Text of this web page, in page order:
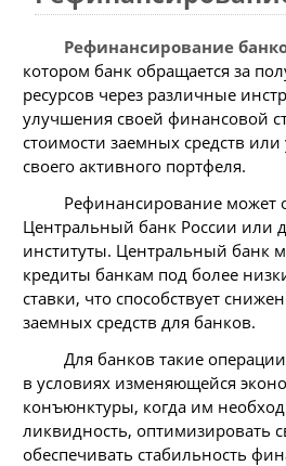
Рефинансирование
котором банк обращается за
ресурсов через различные
улучшения своей финансовой
стоимости заемных средств
своего активного портфеля.
Рефинансирование может
Центральный банк России или
институты. Центральный банк
кредиты банкам под более
ставки, что способствует
заемных средств для банков.
Для банков такие
в условиях изменяющейся
конъюнктуры, когда им
ликвидность, оптимизировать
обеспечивать стабильность